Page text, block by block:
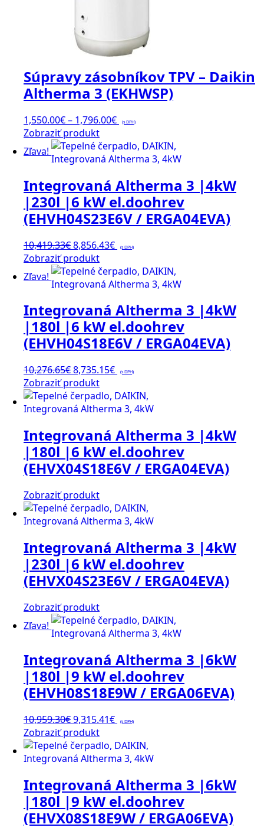
Súpravy zásobníkov TPV – Daikin
Altherma 3 (EKHWSP)
1,550.00€– 1,796.00€Price
1,550.00€
through
(s DPH)
Zobraziť produktTento
produkt
má
variantov.
Možnosti
si
môžete
na
stránke
produktu.
Zľava!
Integrovaná Altherma 3 |4kW
|230l |6 kW el.doohrev
(EHVH04S23E6V / ERGA04EVA)
10,419.33€Pôvodná
cena
bola:
10,419.33€.
8,856.43€Aktuálna
je:
8,856.43€.
(s DPH)
Zobraziť produkt
Zľava!
Integrovaná Altherma 3 |4kW
|180l |6 kW el.doohrev
(EHVH04S18E6V / ERGA04EVA)
10,276.65€Pôvodná
cena
bola:
10,276.65€.
8,735.15€Aktuálna
je:
8,735.15€.
(s DPH)
Zobraziť produkt
Integrovaná Altherma 3 |4kW
|180l |6 kW el.doohrev
(EHVX04S18E6V / ERGA04EVA)
Zobraziť produkt
Integrovaná Altherma 3 |4kW
|230l |6 kW el.doohrev
(EHVX04S23E6V / ERGA04EVA)
Zobraziť produkt
Zľava!
Integrovaná Altherma 3 |6kW
|180l |9 kW el.doohrev
(EHVH08S18E9W / ERGA06EVA)
10,959.30€Pôvodná
cena
bola:
10,959.30€.
9,315.41€Aktuálna
je:
9,315.41€.
(s DPH)
Zobraziť produkt
Integrovaná Altherma 3 |6kW
|180l |9 kW el.doohrev
(EHVX08S18E9W / ERGA06EVA)